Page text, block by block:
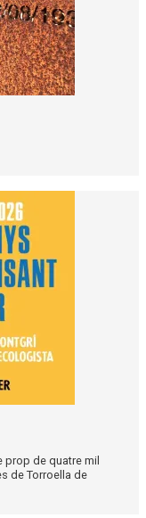
prop de quatre mil
de Torroella de